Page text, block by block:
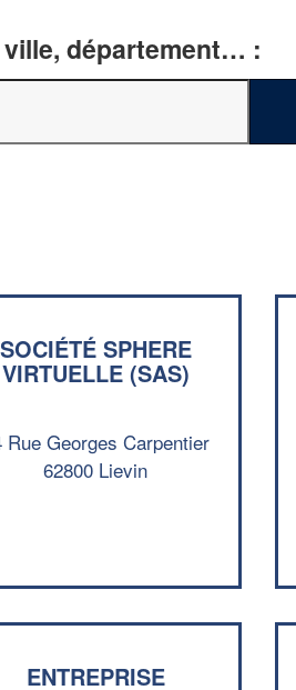
département… :
SOCIÉTÉ SPHERE
VIRTUELLE (SAS)
Rue Georges Carpentier
62800 Lievin
ENTREPRISE